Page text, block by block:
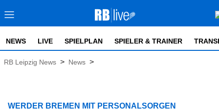
NEWS LIVE SPIELPLAN SPIELER & TRAINER
RB Leipzig News > News >
WERDER BREMEN MIT PERSONALSORGEN